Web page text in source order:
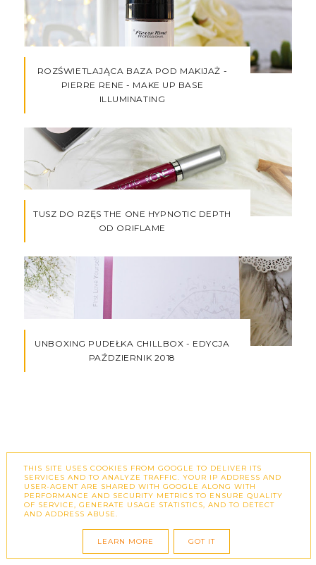
ROZŚWIETLAJĄCA BAZA POD MAKIJAŻ -
PIERRE RENE - MAKE UP BASE
ILLUMINATING
TUSZ DO RZĘS THE ONE HYPNOTIC DEPTH
OD ORIFLAME
UNBOXING PUDEŁKA CHILLBOX - EDYCJA
PAŹDZIERNIK 2018
ARCHIWUM
THIS SITE USES COOKIES FROM GOOGLE TO DELIVER ITS
SERVICES AND TO ANALYZE TRAFFIC. YOUR IP ADDRESS AND
USER-AGENT ARE SHARED WITH GOOGLE ALONG WITH
PERFORMANCE AND SECURITY METRICS TO ENSURE QUALITY
OF SERVICE, GENERATE USAGE STATISTICS, AND TO DETECT
AND ADDRESS ABUSE.
LEARN MORE GOT IT